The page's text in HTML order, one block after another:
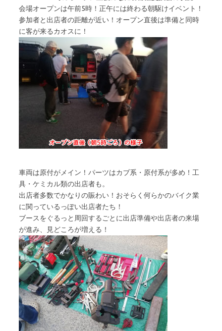
会場オープンは午前5時！正午には終わる朝駆けイベント！
参加者と出店者の距離が近い！オープン直後は準備と同時
に客が来るカオスに！
車両は原付がメイン！パーツはカブ系・原付系が多め！工
具・ケミカル類の出店者も。
出店者多数でかなりの賑わい！おそらく何らかのバイク業
に関っているっぽい出店者たち！
ブースをぐるっと周回するごとに出店準備や出店者の来場
が進み、見どころが増える！